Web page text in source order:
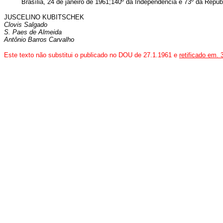
Brasília, 24 de janeiro de 1961;140º da Independência e 73º da
JUSCELINO KUBITSCHEK
Clovis Salgado
S. Paes de Almeida
Antônio Barros Carvalho
Este texto não substitui o publicado no DOU de 27.1.1961 e retificado em.